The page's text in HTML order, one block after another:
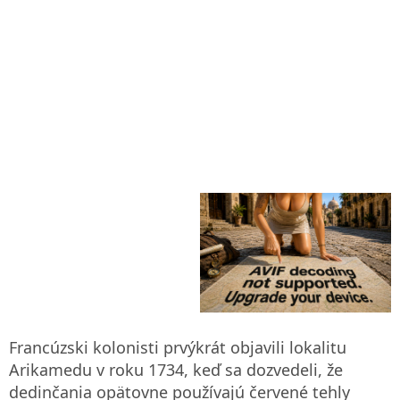
Francúzski kolonisti prvýkrát objavili lokalitu
Arikamedu v roku 1734, keď sa dozvedeli, že
dedinčania opätovne používajú červené tehly